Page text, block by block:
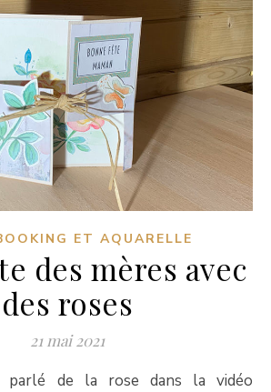
ET AQUARELLE
des mères avec
des roses
21 mai 2021